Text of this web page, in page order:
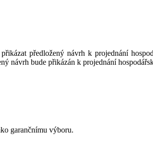
předložený návrh k projednání
návrh bude přikázán k projednání
garančnímu výboru.